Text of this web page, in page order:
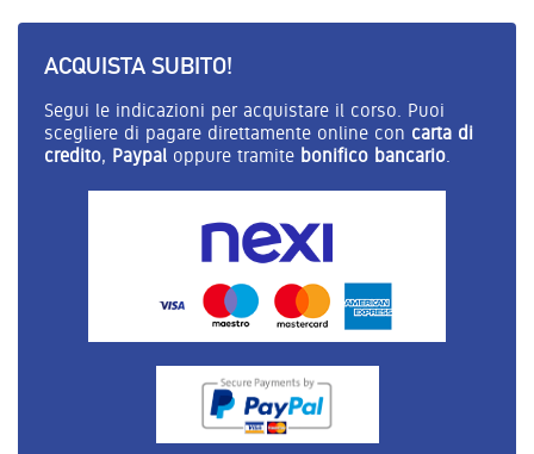
ACQUISTA SUBITO!
Segui le indicazioni per acquistare il corso. Puoi
scegliere di pagare direttamente online con carta di
credito, Paypal oppure tramite bonifico bancario.